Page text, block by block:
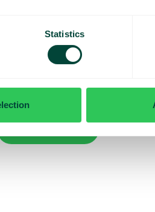
Statistics
Questions et
Vous voulez en savoir plus sur le
penser lorsque vous voyagez ? Dans
l’itinérance à l’intérieur et à
Cliquez sur le bouton ci-